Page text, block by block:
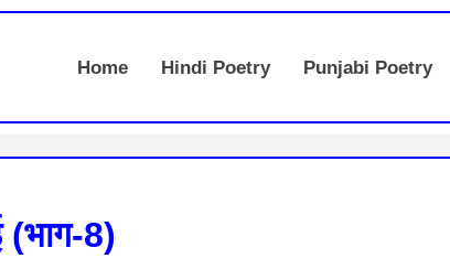
Home Hindi Poetry Punjabi Poetry
(भाग-8)